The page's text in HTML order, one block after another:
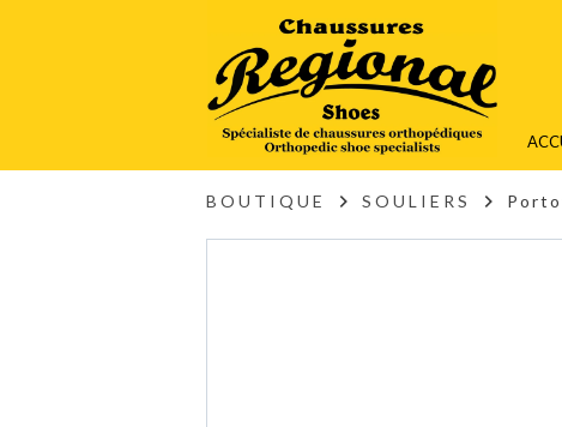
BOUTIQUE SOULIERS